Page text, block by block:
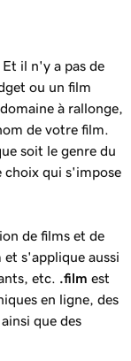
il n'y a pas de
ou un film
à rallonge,
de votre film.
soit le genre du
choix qui s'impose
de films et de
et s'applique aussi
etc.
.film est
en ligne, des
que des